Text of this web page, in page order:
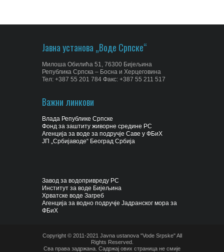
Јавна установа „Воде Српске“
Милоша Обилића 51, 76300 Бијељина
Република Српска – Босна и Херцеговина
Тел: +387 55 201 784 Факс: +387 55 211 517
Важни линкови
Влада Републике Српске
Фонд за заштиту живорне средине РС
Агенција за воде за подручје Саве у ФБиХ
ЈП „Србијаводе“ Београд Србија
Завод за водопривреду РС
Институт за воде Бијељина
Хрватске воде Загреб
Агенција за водно подручје Јадранског мора за
ФБиХ
Copyright © 2011-2021 Javna ustanova "Vode Srpske" All
Rights Reserved.
Сва права задржана. Садржај ових страница не смије